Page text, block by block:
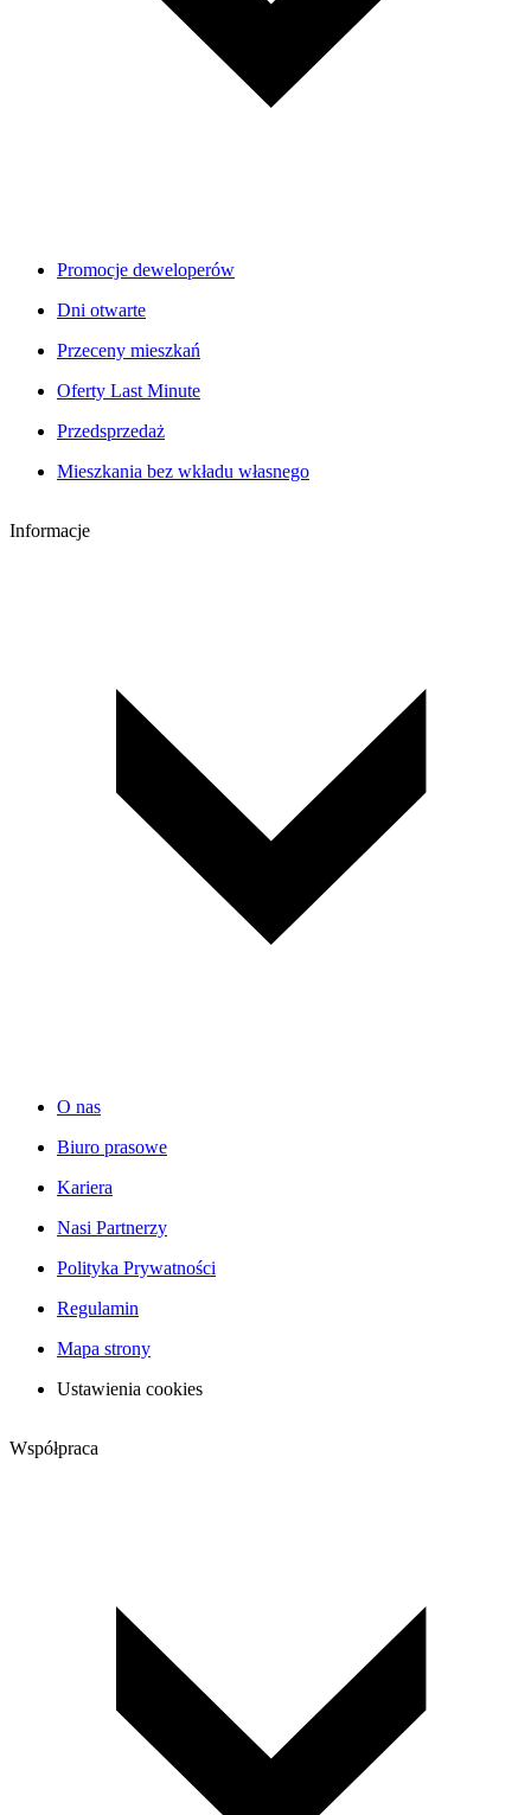
Promocje deweloperów
Dni otwarte
Przeceny mieszkań
Oferty Last Minute
Przedsprzedaż
Mieszkania bez wkładu własnego
Informacje
O nas
Biuro prasowe
Kariera
Nasi Partnerzy
Polityka Prywatności
Regulamin
Mapa strony
Ustawienia cookies
Współpraca